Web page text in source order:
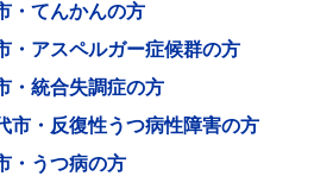
・てんかんの方
アスペルガー症候群の方
統合失調症の方
・反復性うつ病性障害の方
・うつ病の方